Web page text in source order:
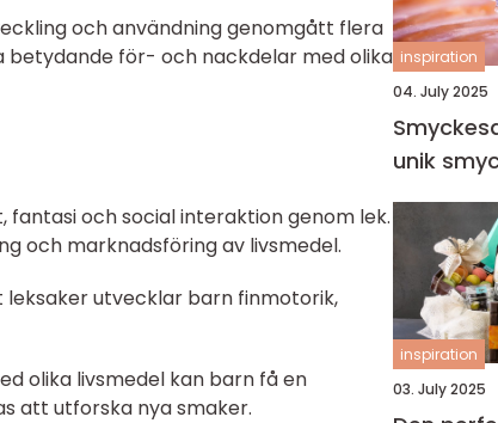
och användning genomgått flera
betydande för- och nackdelar med olika
och social interaktion genom lek.
och marknadsföring av livsmedel.
utvecklar barn finmotorik,
olika livsmedel kan barn få en
att utforska nya smaker.
inspiration
04. July 2025
unik
inspiration
03. July 2025